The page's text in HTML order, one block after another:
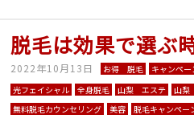
脱毛は効果で選ぶ
2022年10月13日 お得 脱毛 キャンペー
光フェイシャル
全身脱毛 山梨 エステ 山
無料脱毛カウンセリング
美容 脱毛キャンペー